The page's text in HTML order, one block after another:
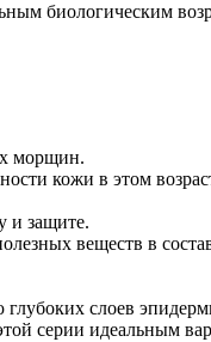
биологическим
морщин.
кожи в этом
и защите.
веществ в
глубоких слоев
серии идеальным